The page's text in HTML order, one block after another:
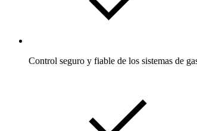
Control seguro y fiable de los sistemas de